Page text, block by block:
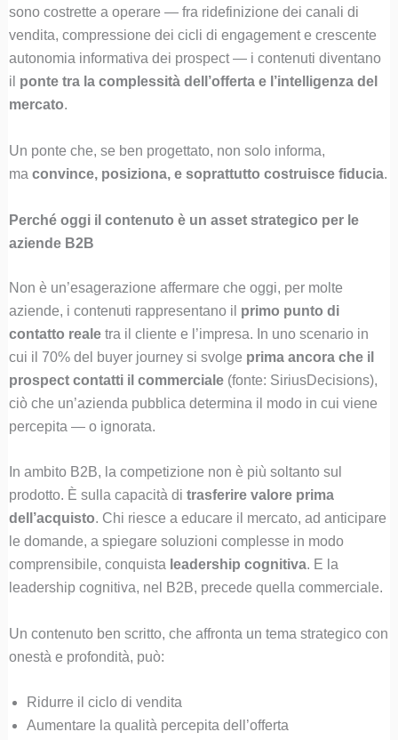
sono costrette a operare — fra ridefinizione dei canali di
vendita, compressione dei cicli di engagement e crescente
autonomia informativa dei prospect — i contenuti diventano
il ponte tra la complessità dell’offerta e l’intelligenza del
mercato.
Un ponte che, se ben progettato, non solo informa,
ma convince, posiziona, e soprattutto costruisce fiducia.
Perché oggi il contenuto è un asset strategico per le
aziende B2B
Non è un’esagerazione affermare che oggi, per molte
aziende, i contenuti rappresentano il primo punto di
contatto realetra il cliente e l’impresa. In uno scenario in
cui il 70% del buyer journey si svolge prima ancora che il
prospect contatti il commerciale(fonte: SiriusDecisions),
ciò che un’azienda pubblica determina il modo in cui viene
percepita — o ignorata.
In ambito B2B, la competizione non è più soltanto sul
prodotto. È sulla capacità di trasferire valore prima
dell’acquisto. Chi riesce a educare il mercato, ad anticipare
le domande, a spiegare soluzioni complesse in modo
comprensibile, conquista leadership cognitiva. E la
leadership cognitiva, nel B2B, precede quella commerciale.
Un contenuto ben scritto, che affronta un tema strategico con
onestà e profondità, può:
Ridurre il ciclo di vendita
Aumentare la qualità percepita dell’offerta